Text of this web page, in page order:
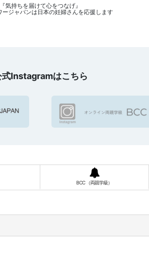
『気持ちを届けて心をつなげ』
ージャパンは日本の妊婦さんを応援します
式Instagramはこちら
BCC （両親学級）